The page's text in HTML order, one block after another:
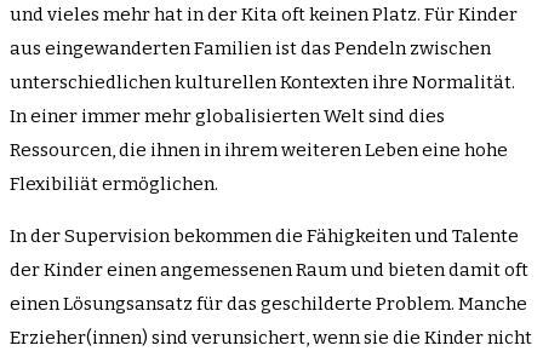
und vieles mehr hat in der Kita oft keinen Platz. Für Kinder
aus eingewanderten Familien ist das Pendeln zwischen
unterschiedlichen kulturellen Kontexten ihre Normalität.
In einer immer mehr globalisierten Welt sind dies
Ressourcen, die ihnen in ihrem weiteren Leben eine hohe
Flexibiliät ermöglichen.
In der Supervision bekommen die Fähigkeiten und Talente
der Kinder einen angemessenen Raum und bieten damit oft
einen Lösungsansatz für das geschilderte Problem. Manche
Erzieher(innen) sind verunsichert, wenn sie die Kinder nicht